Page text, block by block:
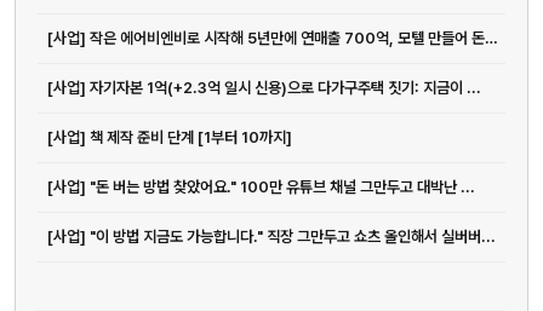
[사업] 작은 에어비엔비로 시작해 5년만에 연매출 700억, 모텔 만들어 돈버는 37살
[사업] 자기자본 1억(+2.3억 일시 신용)으로 다가구주택 짓기: 지금이 ...
[사업] 책 제작 준비 단계 [1부터 10까지]
[사업] "돈 버는 방법 찾았어요." 100만 유튜브 채널 그만두고 대박난 ...
[사업] "이 방법 지금도 가능합니다." 직장 그만두고 쇼츠 올인해서 실버버...